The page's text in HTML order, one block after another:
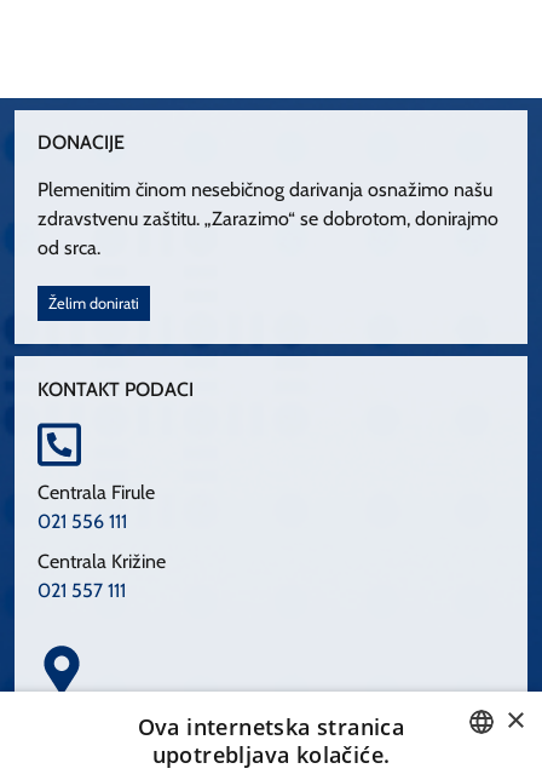
DONACIJE
Plemenitim činom nesebičnog darivanja osnažimo našu
zdravstvenu zaštitu. „Zarazimo“ se dobrotom, donirajmo
od srca.
Želim donirati
KONTAKT PODACI
Centrala Firule
021 556 111
Centrala Križine
021 557 111
Spinčićeva 1, 21000 Split
×
Ova internetska stranica
upotrebljava kolačiće.